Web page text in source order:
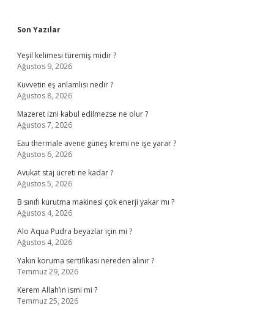
Sidebar
Son Yazılar
Yeşil kelimesi türemiş midir ?
Ağustos 9, 2026
Kuvvetin eş anlamlısı nedir ?
Ağustos 8, 2026
Mazeret izni kabul edilmezse ne olur ?
Ağustos 7, 2026
Eau thermale avene güneş kremi ne işe yarar ?
Ağustos 6, 2026
Avukat staj ücreti ne kadar ?
Ağustos 5, 2026
B sınıfı kurutma makinesi çok enerji yakar mı ?
Ağustos 4, 2026
Alo Aqua Pudra beyazlar için mi ?
Ağustos 4, 2026
Yakın koruma sertifikası nereden alınır ?
Temmuz 29, 2026
Kerem Allah’ın ismi mi ?
Temmuz 25, 2026